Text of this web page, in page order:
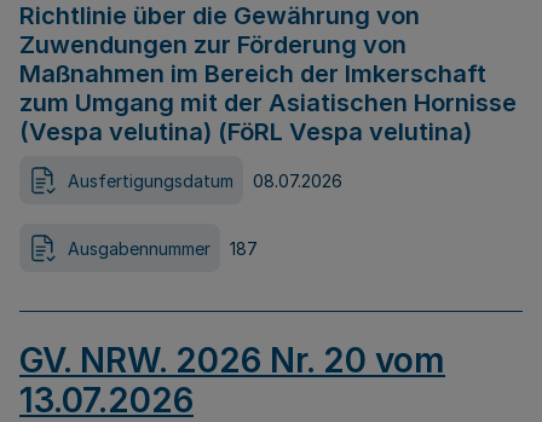
Richtlinie über die Gewährung von
Zuwendungen zur Förderung von
Maßnahmen im Bereich der Imkerschaft
zum Umgang mit der Asiatischen Hornisse
(Vespa velutina) (FöRL Vespa velutina)
Ausfertigungsdatum 08.07.2026
Ausgabennummer 187
GV. NRW. 2026 Nr. 20 vom
13.07.2026